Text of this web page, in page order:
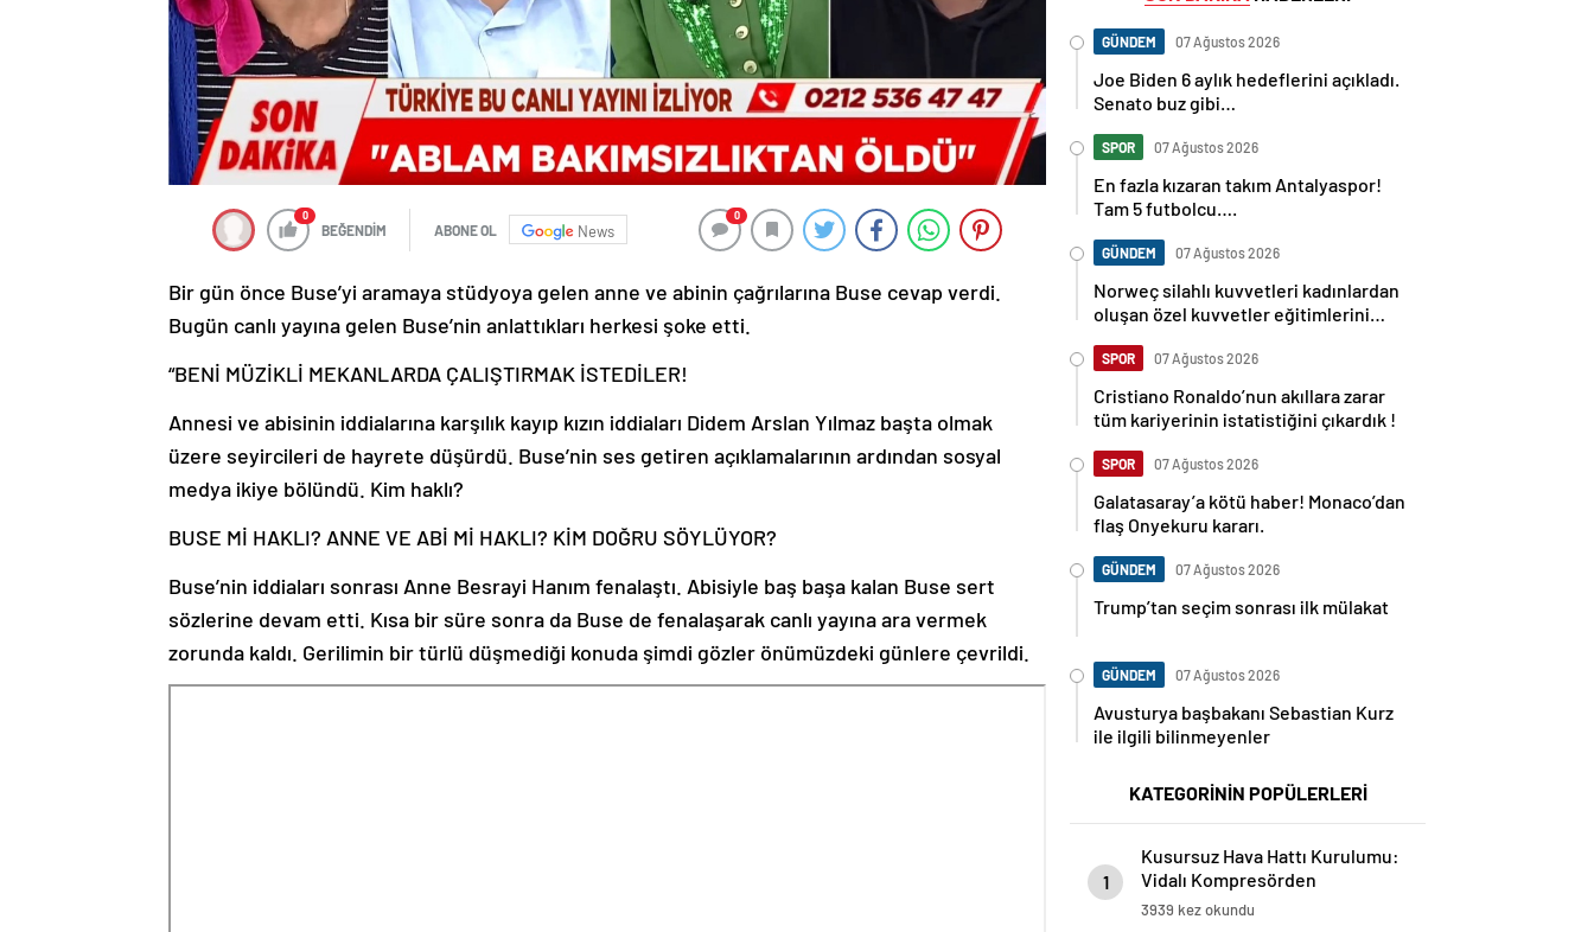
0
BEĞENDİM ABONE OL News
0
Bir gün önce Buse’yi aramaya stüdyoya gelen anne ve abinin çağrılarına Buse cevap verdi.
Bugün canlı yayına gelen Buse’nin anlattıkları herkesi şoke etti.
“BENİ MÜZİKLİ MEKANLARDA ÇALIŞTIRMAK İSTEDİLER!
Annesi ve abisinin iddialarına karşılık kayıp kızın iddiaları Didem Arslan Yılmaz başta olmak
üzere seyircileri de hayrete düşürdü. Buse’nin ses getiren açıklamalarının ardından sosyal
medya ikiye bölündü. Kim haklı?
BUSE Mİ HAKLI? ANNE VE ABİ Mİ HAKLI? KİM DOĞRU SÖYLÜYOR?
Buse’nin iddiaları sonrası Anne Besrayi Hanım fenalaştı. Abisiyle baş başa kalan Buse sert
sözlerine devam etti. Kısa bir süre sonra da Buse de fenalaşarak canlı yayına ara vermek
zorunda kaldı. Gerilimin bir türlü düşmediği konuda şimdi gözler önümüzdeki günlere çevrildi.
GÜNDEM 07 Ağustos 2026
Joe Biden 6 aylık hedeflerini açıkladı.
Senato buz gibi…
SPOR 07 Ağustos 2026
En fazla kızaran takım Antalyaspor!
Tam 5 futbolcu….
GÜNDEM 07 Ağustos 2026
Norweç silahlı kuvvetleri kadınlardan
oluşan özel kuvvetler eğitimlerini
SPOR 07 Ağustos 2026
Cristiano Ronaldo’nun akıllara zarar
tüm kariyerinin istatistiğini çıkardık !
SPOR 07 Ağustos 2026
Galatasaray’a kötü haber! Monaco’dan
flaş Onyekuru kararı.
GÜNDEM 07 Ağustos 2026
Trump’tan seçim sonrası ilk mülakat
GÜNDEM 07 Ağustos 2026
Avusturya başbakanı Sebastian Kurz
ile ilgili bilinmeyenler
KATEGORİNİN POPÜLERLERİ
1
Kusursuz Hava Hattı Kurulumu:
Vidalı Kompresörden
Tabancaya Tam Performans
3939 kez okundu